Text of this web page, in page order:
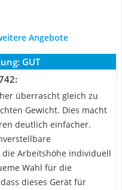
Angebote
GUT
überrascht gleich zu
Gewicht. Dies macht
deutlich einfacher.
Arbeitshöhe individuell
Wahl für die
dieses Gerät für